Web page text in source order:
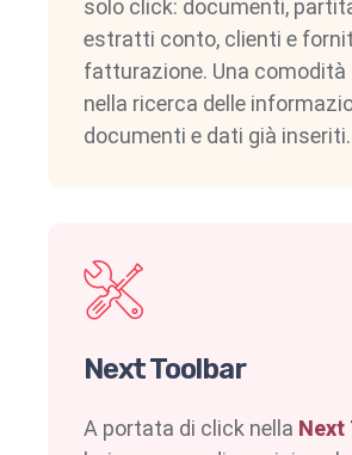
solo click: documenti,
estratti conto, clienti e
fatturazione. Una comodità
nella ricerca delle
documenti e dati già inseriti.
Next Toolbar
A portata di click nella Next